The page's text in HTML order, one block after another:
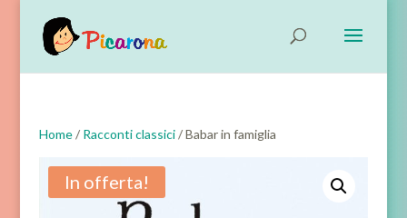
Home/ Racconti classici/ Babar in famiglia
In offerta!